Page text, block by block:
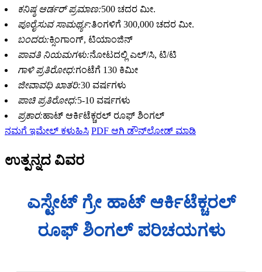
ಕನಿಷ್ಠ ಆರ್ಡರ್ ಪ್ರಮಾಣ:500 ಚದರ ಮೀ.
ಪೂರೈಸುವ ಸಾಮರ್ಥ್ಯ:ತಿಂಗಳಿಗೆ 300,000 ಚದರ ಮೀ.
ಬಂದರು:ಕ್ಸಿಂಗಾಂಗ್, ಟಿಯಾಂಜಿನ್
ಪಾವತಿ ನಿಯಮಗಳು:ನೋಟದಲ್ಲಿ ಎಲ್/ಸಿ, ಟಿ/ಟಿ
ಗಾಳಿ ಪ್ರತಿರೋಧ:ಗಂಟೆಗೆ 130 ಕಿಮೀ
ಜೀವಾವಧಿ ಖಾತರಿ:30 ವರ್ಷಗಳು
ಪಾಚಿ ಪ್ರತಿರೋಧ:5-10 ವರ್ಷಗಳು
ಪ್ರಕಾರ:ಹಾಟ್ ಆರ್ಕಿಟೆಕ್ಚರಲ್ ರೂಫ್ ಶಿಂಗಲ್
ನಮಗೆ ಇಮೇಲ್ ಕಳುಹಿಸಿ PDF ಆಗಿ ಡೌನ್‌ಲೋಡ್ ಮಾಡಿ
ಉತ್ಪನ್ನದ ವಿವರ
ಎಸ್ಟೇಟ್ ಗ್ರೇ ಹಾಟ್ ಆರ್ಕಿಟೆಕ್ಚರಲ್
ರೂಫ್ ಶಿಂಗಲ್ ಪರಿಚಯಗಳು